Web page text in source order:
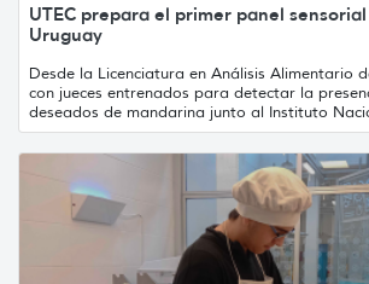
UTEC prepara el primer panel
Uruguay
Desde la Licenciatura en Análisis Alimentario
con jueces entrenados para detectar la
deseados de mandarina junto al Instituto